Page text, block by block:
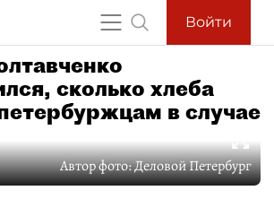
Войти
сколько хлеба
в случае
Автор фото:Деловой Петербург